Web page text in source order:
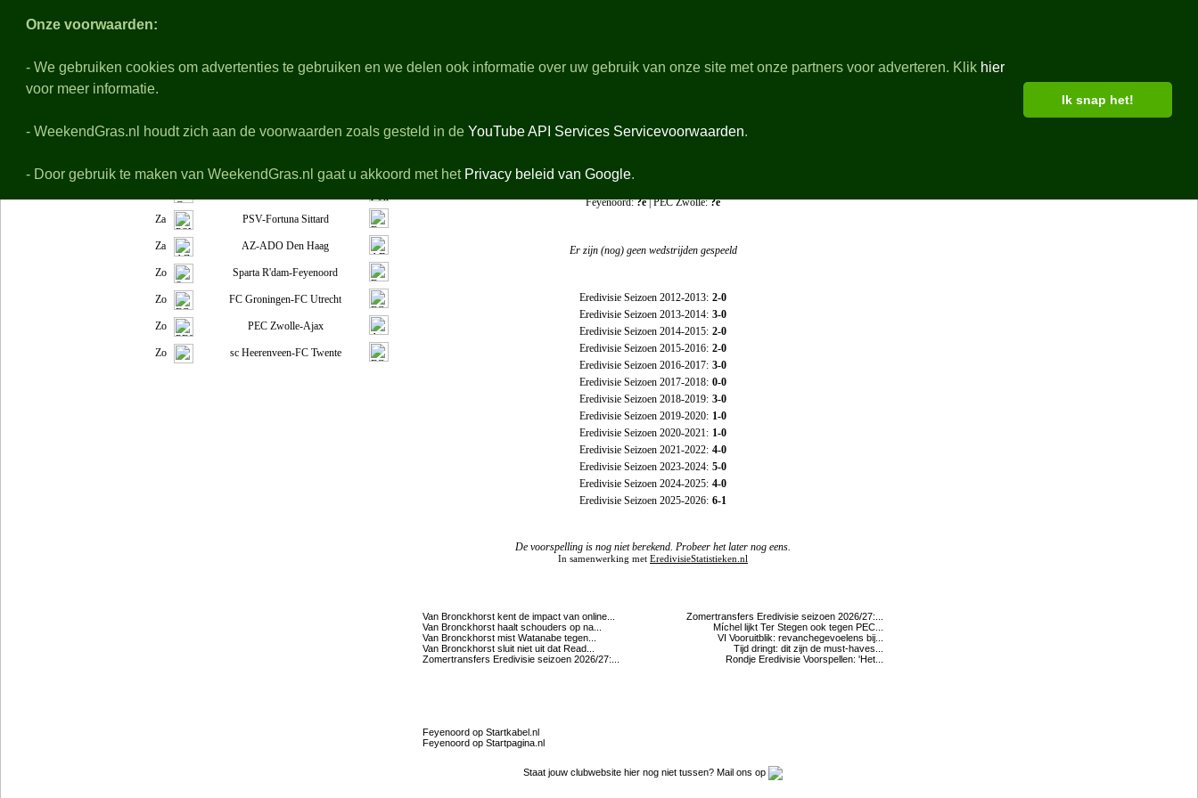
Onze voorwaarden:
- We gebruiken cookies om advertenties te gebruiken en we delen ook informatie over uw gebruik van onze site met onze partners voor adverteren. Klik hier
voor meer informatie.
- WeekendGras.nl houdt zich aan de voorwaarden zoals gesteld in de YouTube API Services Servicevoorwaarden.
- Door gebruik te maken van WeekendGras.nl gaat u akkoord met het Privacy beleid van Google.
Ik snap het!
WeekendGras.nl
Za NEC-Telstar
Za PSV-Fortuna Sittard
Za AZ-ADO Den Haag
Zo Sparta R'dam-Feyenoord
Zo FC Groningen-FC Utrecht
Zo PEC Zwolle-Ajax
Zo sc Heerenveen-FC Twente
Zaterdag 23 Januari 2027 00:00 - De Kuip Rotterdam
Positie op de ranglijst
Feyenoord:?e| PEC Zwolle:?e
Er zijn (nog) geen wedstrijden gespeeld
Eredivisie Seizoen 2012-2013: 2-0
Eredivisie Seizoen 2013-2014: 3-0
Eredivisie Seizoen 2014-2015: 2-0
Eredivisie Seizoen 2015-2016: 2-0
Eredivisie Seizoen 2016-2017: 3-0
Eredivisie Seizoen 2017-2018: 0-0
Eredivisie Seizoen 2018-2019: 3-0
Eredivisie Seizoen 2019-2020: 1-0
Eredivisie Seizoen 2020-2021: 1-0
Eredivisie Seizoen 2021-2022: 4-0
Eredivisie Seizoen 2023-2024: 5-0
Eredivisie Seizoen 2024-2025: 4-0
Eredivisie Seizoen 2025-2026: 6-1
De voorspelling is nog niet berekend. Probeer het later nog eens.
In samenwerking met EredivisieStatistieken.nl
Van Bronckhorst kent de impact van online...
Van Bronckhorst haalt schouders op na...
Van Bronckhorst mist Watanabe tegen...
Van Bronckhorst sluit niet uit dat Read...
Zomertransfers Eredivisie seizoen 2026/27:...
Zomertransfers Eredivisie seizoen 2026/27:...
Míchel lijkt Ter Stegen ook tegen PEC...
VI Vooruitblik: revanchegevoelens bij...
Tijd dringt: dit zijn de must-haves...
Rondje Eredivisie Voorspellen: 'Het...
Feyenoord op Startkabel.nl
Feyenoord op Startpagina.nl
Staat jouw clubwebsite hier nog niet tussen? Mail ons op